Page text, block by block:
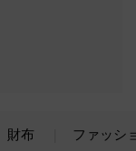
財布 ファッシ